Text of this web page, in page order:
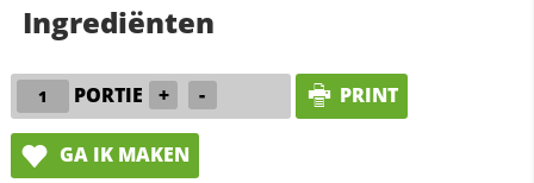
Ingrediënten
PORTIE + - PRINT
GA IK MAKEN